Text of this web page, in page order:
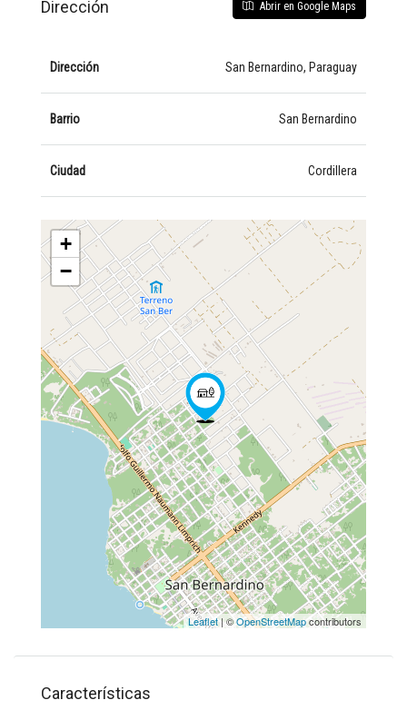
Dirección Abrir en Google Maps
Dirección San Bernardino, Paraguay
Barrio San Bernardino
Ciudad Cordillera
+
−
Leaflet| ©OpenStreetMapcontributors
Características